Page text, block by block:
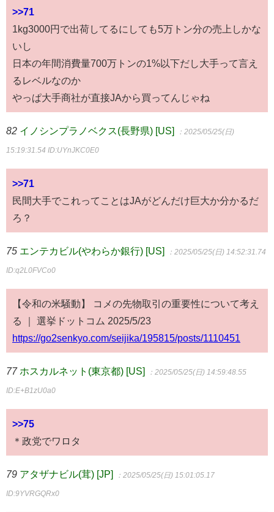
>>71
1kg3000円で出荷してるにしても5万トン分の売上しかな
いし
日本の年間消費量700万トンの1%以下だし大手って言え
るレベルなのか
やっぱ大手商社が直接JAから買ってんじゃね
82 イノシンプラノベクス(長野県) [US] ：2025/05/25(日)
15:19:31.54 ID:UYnJKC0E0
>>71
民間大手でこれってことはJAがどんだけ巨大か分かるだ
ろ？
75 エンテカビル(やわらか銀行) [US] ：2025/05/25(日) 14:52:31.74
ID:q2L0FVCo0
【令和の米騒動】 コメの先物取引の重要性について考え
る ｜ 選挙ドットコム 2025/5/23
https://go2senkyo.com/seijika/195815/posts/1110451
77 ホスカルネット(東京都) [US] ：2025/05/25(日) 14:59:48.55
ID:E+B1zU0a0
>>75
＊政党でワロタ
79 アタザナビル(茸) [JP] ：2025/05/25(日) 15:01:05.17
ID:9YVRGQRx0